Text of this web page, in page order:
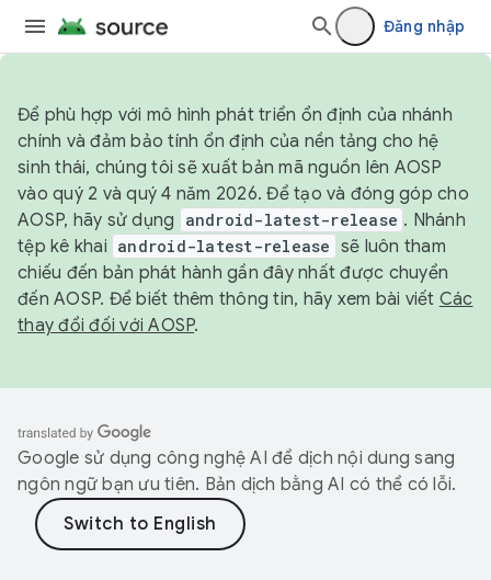
Đăng nhập
Để phù hợp với mô hình phát triển ổn định của nhánh
chính và đảm bảo tính ổn định của nền tảng cho hệ
sinh thái, chúng tôi sẽ xuất bản mã nguồn lên AOSP
vào quý 2 và quý 4 năm 2026. Để tạo và đóng góp cho
AOSP, hãy sử dụng
android-latest-release . Nhánh
tệp kê khai android-latest-release sẽ luôn tham
chiếu đến bản phát hành gần đây nhất được chuyển
đến AOSP. Để biết thêm thông tin, hãy xem bài viết Các
thay đổi đối với AOSP.
Google sử dụng công nghệ AI để dịch nội dung sang
ngôn ngữ bạn ưu tiên. Bản dịch bằng AI có thể có lỗi.